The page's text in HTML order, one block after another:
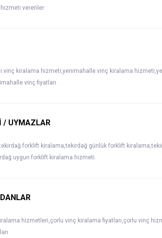
verenler
kiralama hizmeti,yenimahalle vinç kiralama
vinç fiyatları
/ UYMAZLAR
forklift kiralama,tekirdağ günlük forklift
uygun forklift kiralama hizmeti
hizmetleri,çorlu vinç kiralama fiyatları,çorlu vinç